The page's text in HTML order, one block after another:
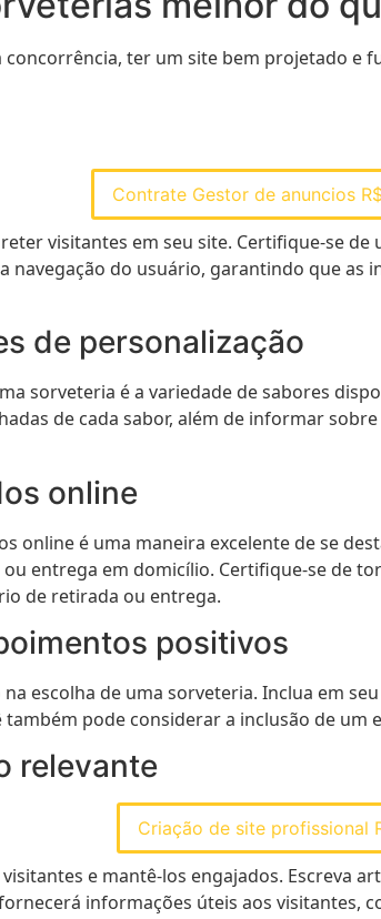
ter um site bem projetado e
Contrate Gestor de anuncios
visitantes em seu site. Certifique-se
navegação do usuário, garantindo que
de personalização
sorveteria é a variedade de sabores
de cada sabor, além de informar
online
online é uma maneira excelente de se
entrega em domicílio. Certifique-se de
de retirada ou entrega.
positivos
escolha de uma sorveteria. Inclua em
pode considerar a inclusão de
relevante
Criação de site profissional
e mantê-los engajados. Escreva
informações úteis aos visitantes,